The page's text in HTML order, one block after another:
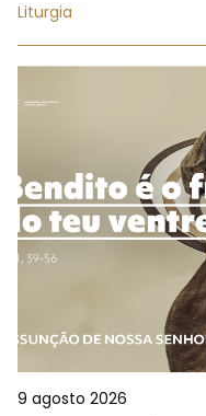
Liturgia
9 agosto 2026